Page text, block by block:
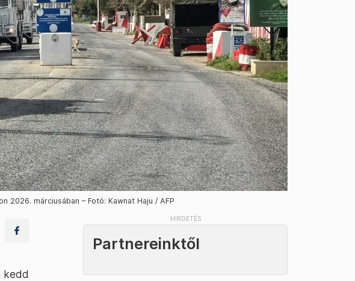
2026. márciusában – Fotó: Kawnat Haju / AFP
kedd
Partnereinktől